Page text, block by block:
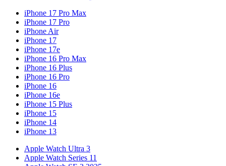
iPhone 17 Pro Max
iPhone 17 Pro
iPhone Air
iPhone 17
iPhone 17e
iPhone 16 Pro Max
iPhone 16 Plus
iPhone 16 Pro
iPhone 16
iPhone 16e
iPhone 15 Plus
iPhone 15
iPhone 14
iPhone 13
Apple Watch Ultra 3
Apple Watch Series 11